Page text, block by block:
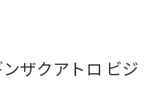
ンザクアトロ ビジ